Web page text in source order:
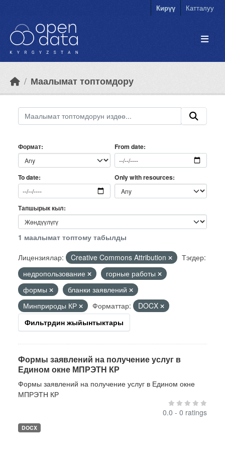
Кирүү Катталуу
Маалымат топтомдору
Формат From date
To date Only with resources
Тапшырык кыл
1 маалымат топтому табылды
Лицензиялар:
Creative Commons Attribution
Тэгдер:
недропользование
горные работы
формы
бланки заявлений
Минприроды КР
Форматтар:
DOCX
Фильтрдин жыйынтыктары
Формы заявлений на получение услуг в
Едином окне МПРЭТН КР
Формы заявлений на получение услуг в Едином окне
МПРЭТН КР
0.0 - 0 ratings
DOCX